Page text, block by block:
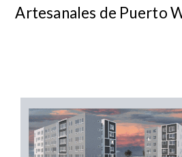
Artesanales de Puerto